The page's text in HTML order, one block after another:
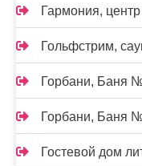
Гармония,
Гольфстрим,
Горбани, Баня
Горбани, Баня
Гостевой дом